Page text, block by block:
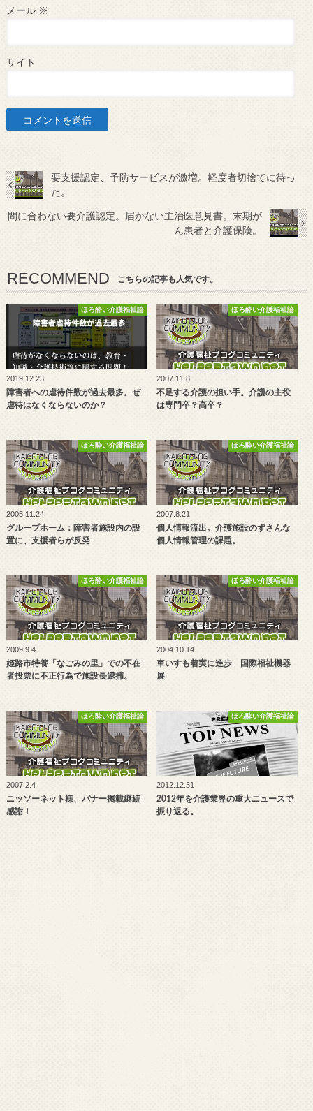
メール ※
サイト
要支援認定、予防サービスが激増。軽度者切捨てに待っ
た。
間に合わない要介護認定。届かない主治医意見書。末期が
ん患者と介護保険。
RECOMMEND こちらの記事も人気です。
ほろ酔い介護福祉論
2019.12.23
障害者への虐待件数が過去最多。ぜ
虐待はなくならないのか？
ほろ酔い介護福祉論
2007.11.8
不足する介護の担い手。介護の主役
は専門卒？高卒？
ほろ酔い介護福祉論
2005.11.24
グループホーム：障害者施設内の設
置に、支援者らが反発
ほろ酔い介護福祉論
2007.8.21
個人情報流出。介護施設のずさんな
個人情報管理の課題。
ほろ酔い介護福祉論
2009.9.4
姫路市特養「なごみの里」での不在
者投票に不正行為で施設長逮捕。
ほろ酔い介護福祉論
2004.10.14
車いすも着実に進歩 国際福祉機器
展
ほろ酔い介護福祉論
2007.2.4
ニッソーネット様、バナー掲載継続
感謝！
ほろ酔い介護福祉論
2012.12.31
2012年を介護業界の重大ニュースで
振り返る。